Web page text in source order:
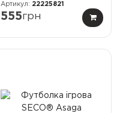
22225821
555грн